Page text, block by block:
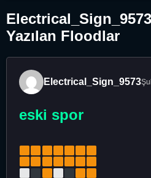
Yazılan Floodlar
Electrical_Sign_9573
eski spor